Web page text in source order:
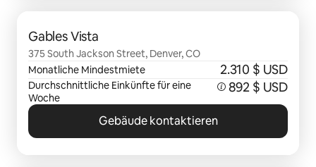
Gables Vista
375 South Jackson Street, Denver, CO
Monatliche Mindestmiete
2.310 $ USD
Durchschnittliche Einkünfte für eine
Woche
892 $ USD
Gebäude kontaktieren